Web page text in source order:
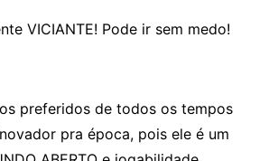
VICIANTE! Pode ir sem medo!
preferidos de todos os tempos
pra época, pois ele é um